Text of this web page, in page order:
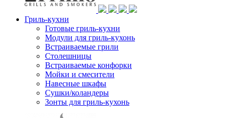
Гриль-кухни
Готовые гриль-кухни
Модули для гриль-кухонь
Встраиваемые грили
Столешницы
Встраиваемые конфорки
Мойки и смесители
Навесные шкафы
Сушки/коландеры
Зонты для гриль-кухонь